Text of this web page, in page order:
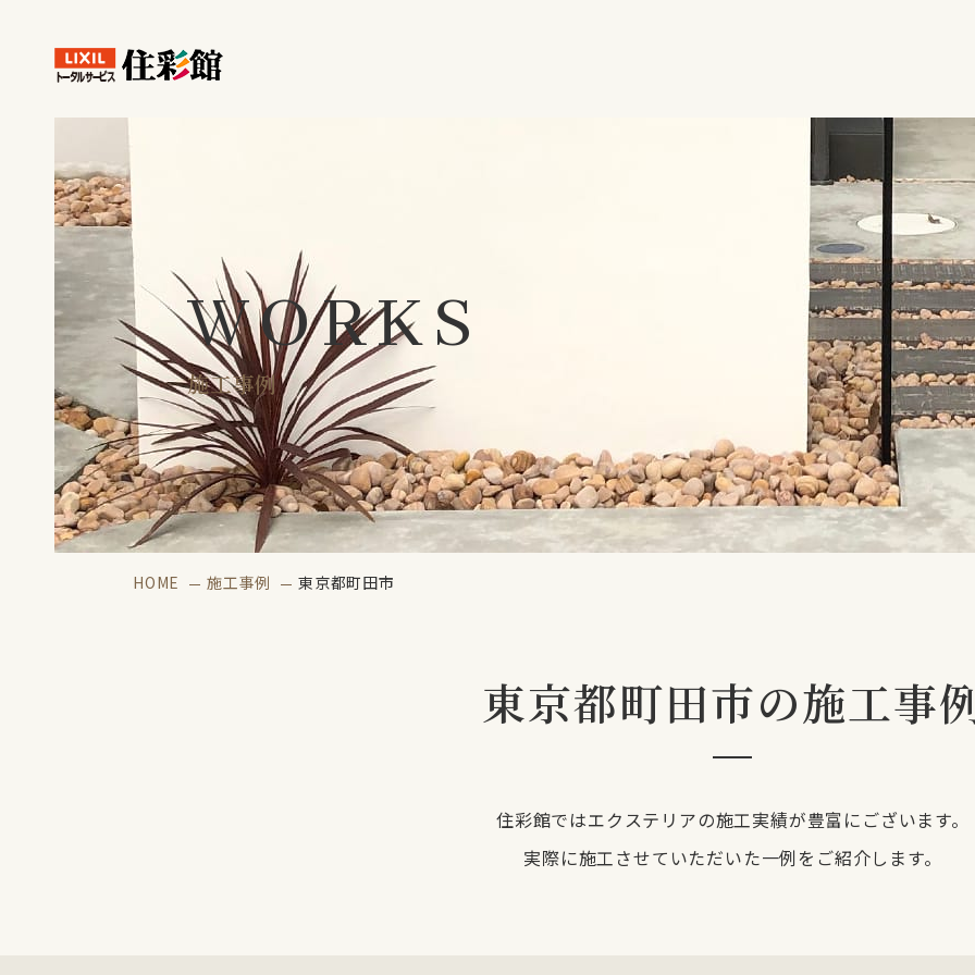
WORKS
施工事例
HOME 施工事例 東京都町田市
東京都町田市の施工事
住彩館ではエクステリアの施工実績が豊富にございます。
実際に施工させていただいた一例をご紹介します。